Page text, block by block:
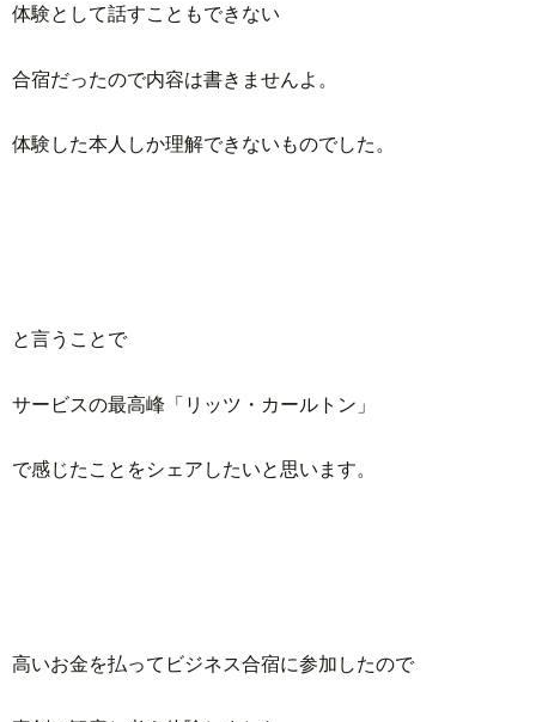
体験として話すこともできない
合宿だったので内容は書きませんよ。
体験した本人しか理解できないものでした。
と言うことで
サービスの最高峰「リッツ・カールトン」
で感じたことをシェアしたいと思います。
高いお金を払ってビジネス合宿に参加したので